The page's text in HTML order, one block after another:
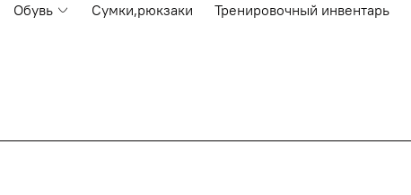
Обувь Сумки,рюкзаки Тренировочный инвентарь